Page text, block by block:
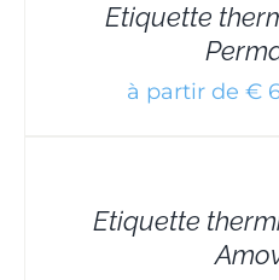
Etiquette
à partir de €
Etiquette